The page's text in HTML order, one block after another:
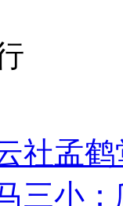
社孟
三小